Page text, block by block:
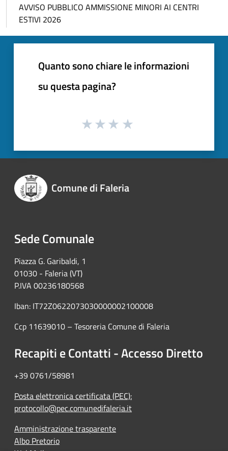
AVVISO PUBBLICO AMMISSIONE MINORI AI CENTRI
ESTIVI 2026
Quanto sono chiare le informazioni
su questa pagina?
Comune di Faleria
Sede Comunale
Piazza G. Garibaldi, 1
01030 - Faleria (VT)
P.IVA 00236180568
Iban: IT72Z0622073030000002100008
Ccp 11639010 – Tesoreria Comune di Faleria
Recapiti e Contatti - Accesso Diretto
+39 0761/58981
Posta elettronica certificata (PEC):
protocollo@pec.comunedifaleria.it
Amministrazione trasparente
Albo Pretorio